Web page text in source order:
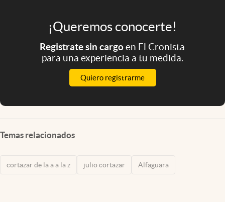
¡Queremos conocerte!
Registrate sin cargoen El Cronista
para una experiencia a tu medida.
Quiero registrarme
Temas relacionados
cortazar de la a a la z julio cortazar Alfaguara